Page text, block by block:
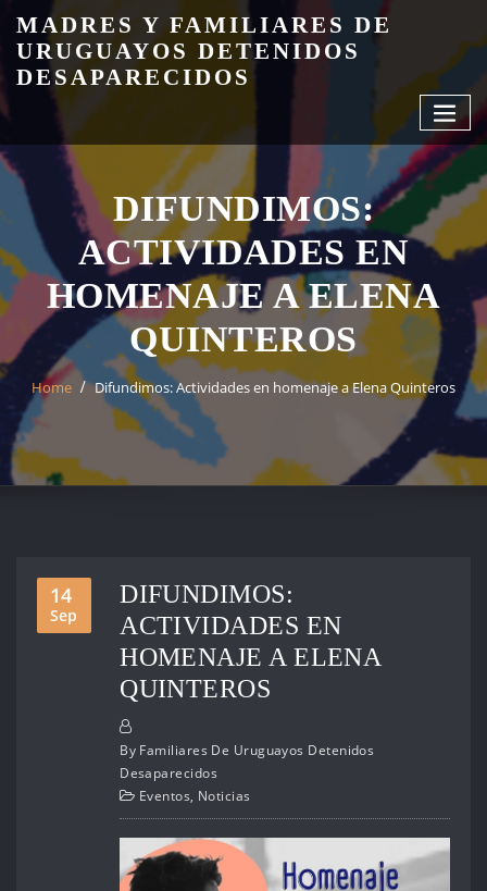
content
MADRES Y FAMILIARES DE
URUGUAYOS DETENIDOS
DESAPARECIDOS
DIFUNDIMOS:
ACTIVIDADES EN
HOMENAJE A ELENA
QUINTEROS
Home Difundimos: Actividades en homenaje a Elena Quinteros
14
Sep
DIFUNDIMOS:
ACTIVIDADES EN
HOMENAJE A ELENA
QUINTEROS
By Familiares De Uruguayos Detenidos
Desaparecidos
Eventos, Noticias